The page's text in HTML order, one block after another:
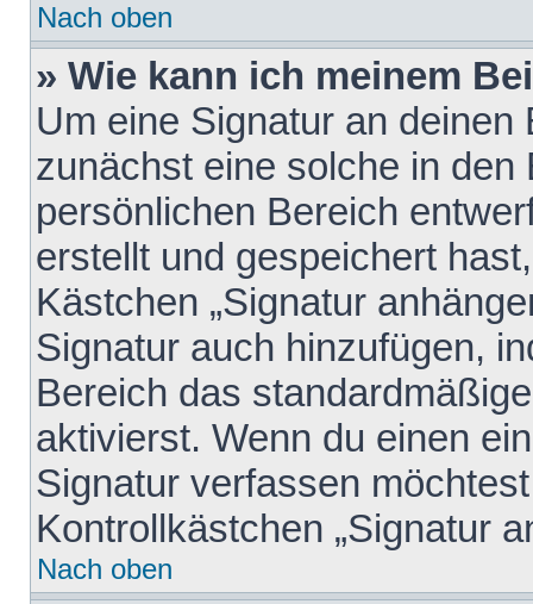
Nach oben
» Wie kann ich meinem
Um eine Signatur an
zunächst eine solche in den
persönlichen Bereich
erstellt und gespeichert
Kästchen „Signatur
Signatur auch hinzufügen,
Bereich das
aktivierst. Wenn du einen
Signatur verfassen
Kontrollkästchen „Signatur
Nach oben